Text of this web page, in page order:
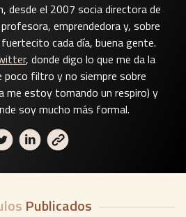
desde el 2007 socia directora de
emprendedora y, sobre
cada día, buena gente.
, donde digo lo que me da la
filtro y no siempre sobre
me estoy tomando un respiro) y
soy mucho más formal.
Publicados